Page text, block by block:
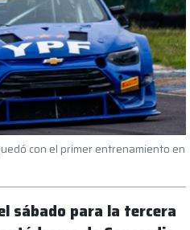
con el primer entrenamiento en
sábado para la tercera